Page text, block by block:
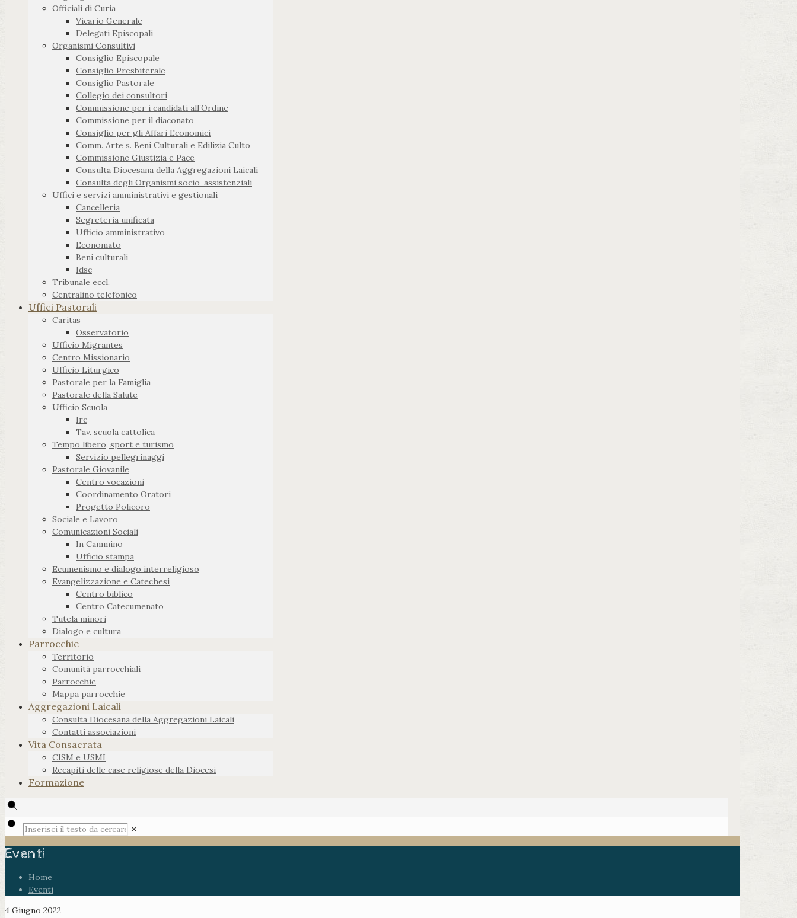
Officiali di Curia
Vicario Generale
Delegati Episcopali
Organismi Consultivi
Consiglio Episcopale
Consiglio Presbiterale
Consiglio Pastorale
Collegio dei consultori
Commissione per i candidati all’Ordine
Commissione per il diaconato
Consiglio per gli Affari Economici
Comm. Arte s. Beni Culturali e Edilizia Culto
Commissione Giustizia e Pace
Consulta Diocesana della Aggregazioni Laicali
Consulta degli Organismi socio-assistenziali
Uffici e servizi amministrativi e gestionali
Cancelleria
Segreteria unificata
Ufficio amministrativo
Economato
Beni culturali
Idsc
Tribunale eccl.
Centralino telefonico
Uffici Pastorali
Caritas
Osservatorio
Ufficio Migrantes
Centro Missionario
Ufficio Liturgico
Pastorale per la Famiglia
Pastorale della Salute
Ufficio Scuola
Irc
Tav. scuola cattolica
Tempo libero, sport e turismo
Servizio pellegrinaggi
Pastorale Giovanile
Centro vocazioni
Coordinamento Oratori
Progetto Policoro
Sociale e Lavoro
Comunicazioni Sociali
In Cammino
Ufficio stampa
Ecumenismo e dialogo interreligioso
Evangelizzazione e Catechesi
Centro biblico
Centro Catecumenato
Tutela minori
Dialogo e cultura
Parrocchie
Territorio
Comunità parrocchiali
Parrocchie
Mappa parrocchie
Aggregazioni Laicali
Consulta Diocesana della Aggregazioni Laicali
Contatti associazioni
Vita Consacrata
CISM e USMI
Recapiti delle case religiose della Diocesi
Formazione
✕
Eventi
Home
Eventi
4 Giugno 2022